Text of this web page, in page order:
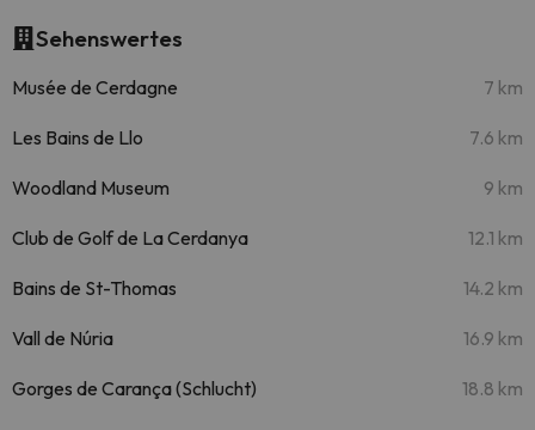
Sehenswertes
Musée de Cerdagne 7 km
Les Bains de Llo 7.6 km
Woodland Museum 9 km
Club de Golf de La Cerdanya 12.1 km
Bains de St-Thomas 14.2 km
Vall de Núria 16.9 km
Gorges de Carança (Schlucht) 18.8 km